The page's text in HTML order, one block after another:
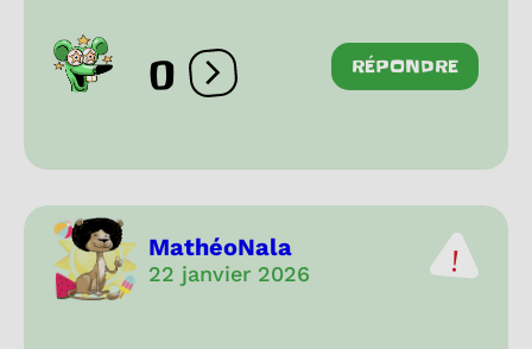
0 Ouvrir les réactions
RÉPONDRE
MathéoNala
22 janvier 2026